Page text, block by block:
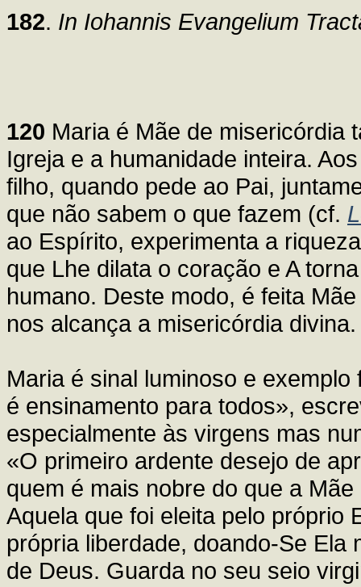
182. In Iohannis Evangelium
120 Maria é Mãe de misericórdia
Igreja e a humanidade inteira.
filho, quando pede ao Pai,
que não sabem o que fazem (cf.
ao Espírito, experimenta a
que Lhe dilata o coração e A
humano. Deste modo, é feita
nos alcança a misericórdia divina.
Maria é sinal luminoso e
é ensinamento para todos»,
especialmente às virgens mas
«O primeiro ardente desejo de
quem é mais nobre do que a
Aquela que foi eleita pelo próprio
própria liberdade, doando-Se Ela
de Deus. Guarda no seu seio